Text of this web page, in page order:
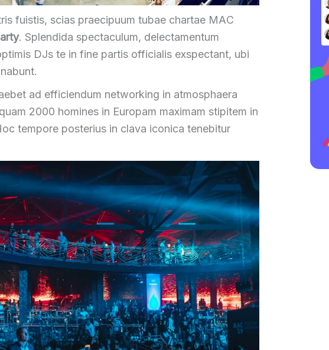
fuistis, scias praecipuum tubae chartae MAС
. Splendida spectaculum, delectamentum
DJs te in fine partis officialis exspectant, ubi
ad efficiendum networking in atmosphaera
2000 homines in Europam maximam stipitem in
tempore posterius in clava iconica tenebitur